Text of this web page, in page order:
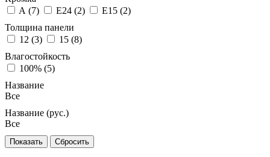
A (7) E24 (2) E15 (2)
Толщина панели
12 (3) 15 (8)
Влагостойкость
100% (5)
Название
Все
Название (рус.)
Все